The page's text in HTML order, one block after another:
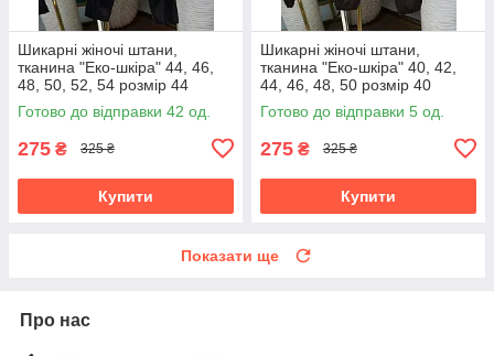
Шикарні жіночі штани,
тканина "Еко-шкіра" 44, 46,
48, 50, 52, 54 розмір 44
Готово до відправки 42 од.
275 ₴ 325 ₴
Купити
Шикарні жіночі штани,
тканина "Еко-шкіра" 40, 42,
44, 46, 48, 50 розмір 40
Готово до відправки 5 од.
275 ₴ 325 ₴
Купити
Показати ще
Про нас